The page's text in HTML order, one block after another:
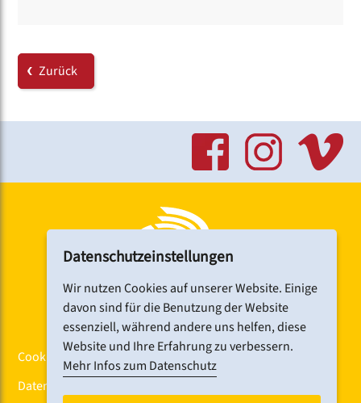
Zurück
Cookiebanner
Datenschutz
Datenschutzeinstellungen
Wir nutzen Cookies auf unserer Website. Einige
davon sind für die Benutzung der Website
essenziell, während andere uns helfen, diese
Website und Ihre Erfahrung zu verbessern.
Mehr Infos zum Datenschutz